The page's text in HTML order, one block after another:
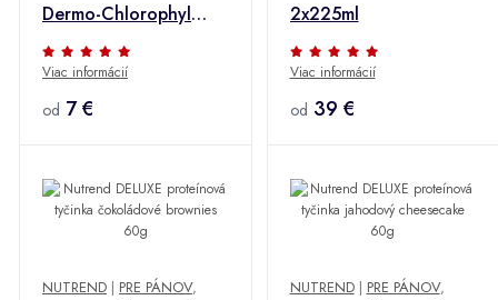
Dermo-Chlorophyl
spray 30g
Viac informácií
od 7 €
2x225ml
Viac informácií
od 39 €
NUTREND | PRE PÁNOV,
NUTREND| PRE PÁNOV,